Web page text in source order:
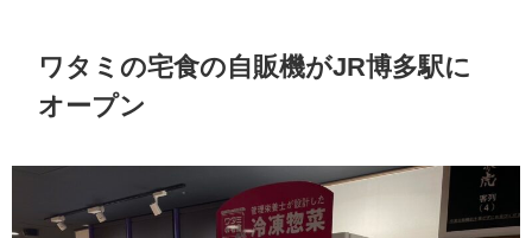
ワタミの宅食の自販機がJR博多駅に
オープン